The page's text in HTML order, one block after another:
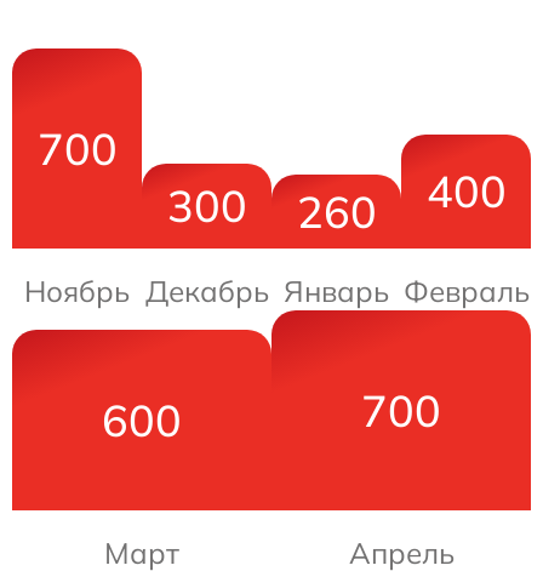
700
Ноябрь
300
Декабрь
260
Январь
400
Февраль
600
Март
700
Апрель